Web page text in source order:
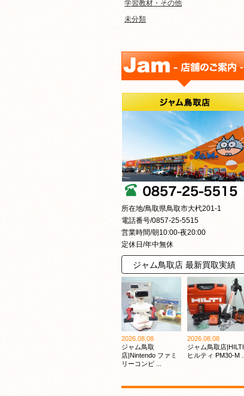
学習教材・その他
未分類
所在地/鳥取県鳥取市大杙201-1
電話番号/0857-25-5515
営業時間/朝10:00-夜20:00
定休日/年中無休
ジャム鳥取店 最新買取実績
2026.08.08
ジャム鳥取
店|Nintendo ファミ
リーコンピ ...
2026.08.08
ジャム鳥取店|HILTI
ヒルティ PM30-M ...